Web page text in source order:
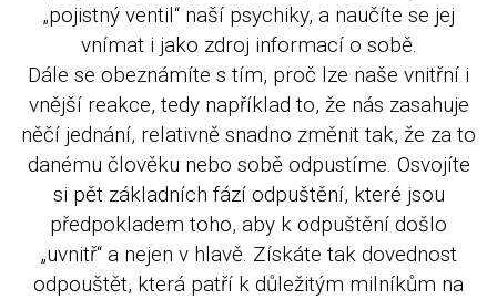
„pojistný ventil“ naší psychiky, a naučíte se jej
vnímat i jako zdroj informací o sobě.
Dále se obeznámíte s tím, proč lze naše vnitřní i
vnější reakce, tedy například to, že nás zasahuje
něčí jednání, relativně snadno změnit tak, že za to
danému člověku nebo sobě odpustíme. Osvojíte
si pět základních fází odpuštění, které jsou
předpokladem toho, aby k odpuštění došlo
„uvnitř“ a nejen v hlavě. Získáte tak dovednost
odpouštět, která patří k důležitým milníkům na